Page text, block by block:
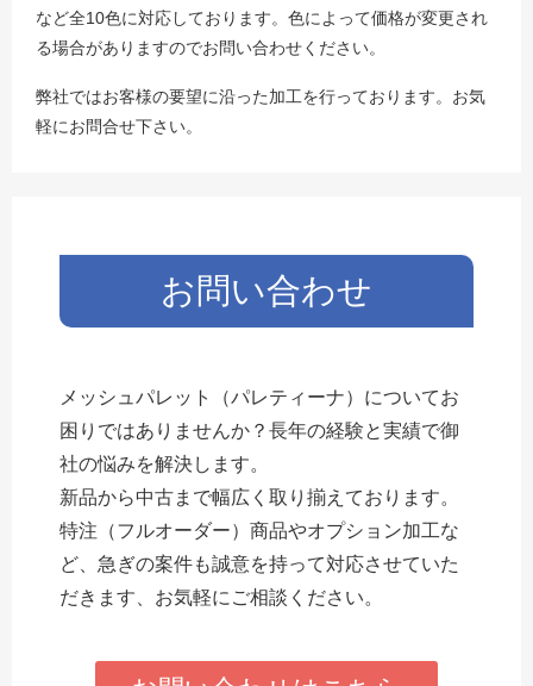
など全10色に対応しております。色によって価格が変更され
る場合がありますのでお問い合わせください。
弊社ではお客様の要望に沿った加工を行っております。お気
軽にお問合せ下さい。
お問い合わせ
メッシュパレット（パレティーナ）についてお
困りではありませんか？長年の経験と実績で御
社の悩みを解決します。
新品から中古まで幅広く取り揃えております。
特注（フルオーダー）商品やオプション加工な
ど、急ぎの案件も誠意を持って対応させていた
だきます、お気軽にご相談ください。